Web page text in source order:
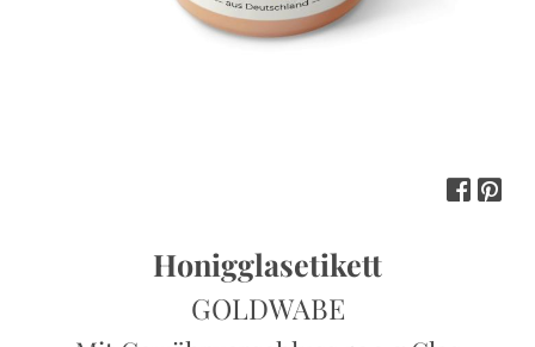
Honigglasetikett
GOLDWABE